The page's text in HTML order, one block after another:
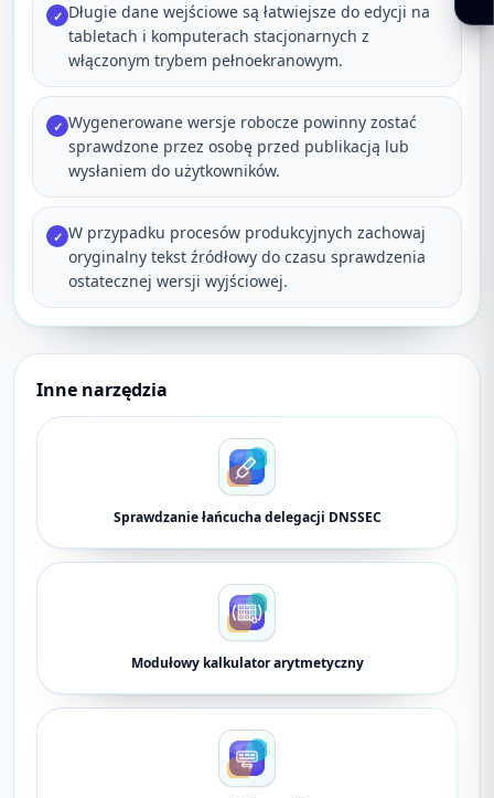
✓ Długie dane wejściowe są łatwiejsze do edycji na
tabletach i komputerach stacjonarnych z
włączonym trybem pełnoekranowym.
✓ Wygenerowane wersje robocze powinny zostać
sprawdzone przez osobę przed publikacją lub
wysłaniem do użytkowników.
✓ W przypadku procesów produkcyjnych zachowaj
oryginalny tekst źródłowy do czasu sprawdzenia
ostatecznej wersji wyjściowej.
Inne narzędzia
Sprawdzanie łańcucha delegacji DNSSEC
Modułowy kalkulator arytmetyczny